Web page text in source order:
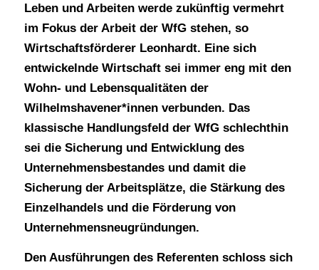
Leben und Arbeiten werde zukünftig vermehrt
im Fokus der Arbeit der WfG stehen, so
Wirtschaftsförderer Leonhardt. Eine sich
entwickelnde Wirtschaft sei immer eng mit den
Wohn- und Lebensqualitäten der
Wilhelmshavener*innen verbunden. Das
klassische Handlungsfeld der WfG schlechthin
sei die Sicherung und Entwicklung des
Unternehmensbestandes und damit die
Sicherung der Arbeitsplätze, die Stärkung des
Einzelhandels und die Förderung von
Unternehmensneugründungen.
Den Ausführungen des Referenten schloss sich